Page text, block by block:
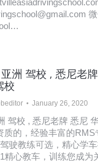
微
洲 驾校 , 悉尼老
校
January 26, 2020
驾校 , 悉尼老牌 悉尼
质的，经验丰富的RMS
驶教练可选，精心学
精心教车，训练您成为